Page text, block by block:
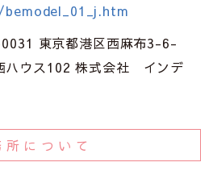
東京都港区西麻布3-6-
ウス102 株式会社 インデ
所について